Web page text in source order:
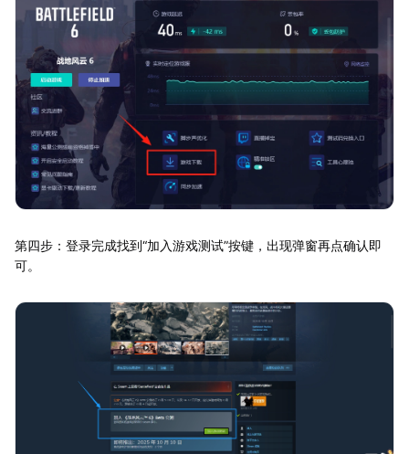
第四步：登录完成找到“加入游戏测试”按键，出现弹窗再点确认即
可。